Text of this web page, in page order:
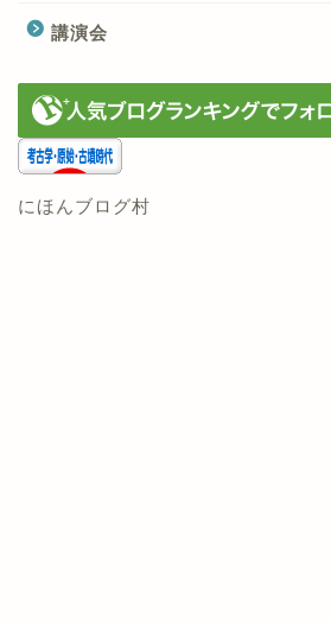
講演会
にほんブログ村